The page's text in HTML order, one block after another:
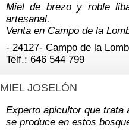
Miel de brezo y roble
artesanal.
Venta en Campo de la
- 24127- Campo de la
Telf.: 646 544 799
MIEL JOSELÓN
Experto apicultor que trata
se produce en estos